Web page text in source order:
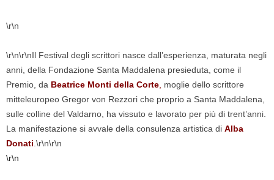
\r\n
\r\n\r\nIl Festival degli scrittori nasce dall’esperienza, maturata negli
anni, della Fondazione Santa Maddalena presieduta, come il
Premio, da Beatrice Monti della Corte moglie dello scrittore
mitteleuropeo Gregor von Rezzori che proprio a Santa Maddalena,
sulle colline del Valdarno, ha vissuto e lavorato per più di trent’anni.
La manifestazione si avvale della consulenza artistica di Alba
Donati .\r\n\r\n
\r\n